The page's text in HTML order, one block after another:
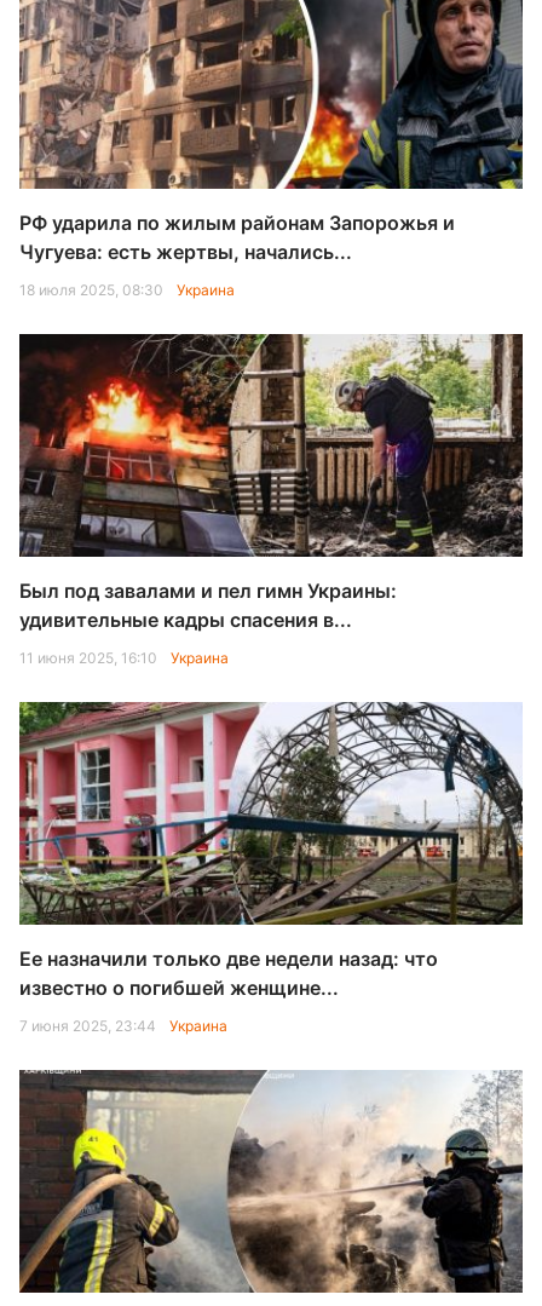
РФ ударила по жилым районам Запорожья и
Чугуева: есть жертвы, начались...
18 июля 2025, 08:30 Украина
Был под завалами и пел гимн Украины:
удивительные кадры спасения в...
11 июня 2025, 16:10 Украина
Ее назначили только две недели назад: что
известно о погибшей женщине...
7 июня 2025, 23:44 Украина